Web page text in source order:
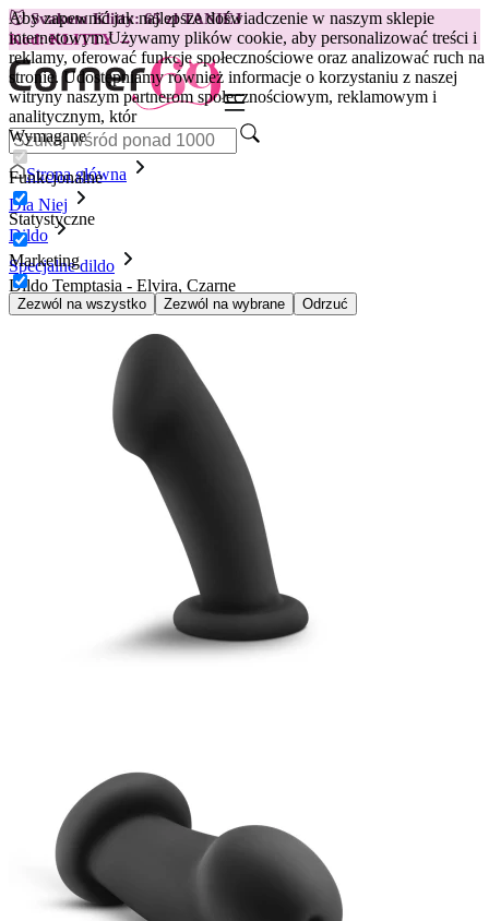
Aby zapewnić jak najlepsze doświadczenie w naszym sklepie
internetowym.Używamy plików cookie, aby personalizować treści i
reklamy, oferować funkcje społecznościowe oraz analizować ruch na
stronie. Udostępniamy również informacje o korzystaniu z naszej
witryny naszym partnerom społecznościowym, reklamowym i
analitycznym, któr
Wymagane
Funkcjonalne
Statystyczne
Marketing
Zezwól na wszystko Zezwól na wybrane Odrzuć
😽Svakom Klitty: 65 zł TANIEJ
Kod: KLITTY →
Strona główna
Dla Niej
Dildo
Specjalne dildo
Dildo Temptasia - Elvira, Czarne